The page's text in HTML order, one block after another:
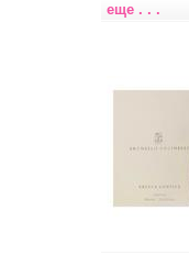
еще . . .